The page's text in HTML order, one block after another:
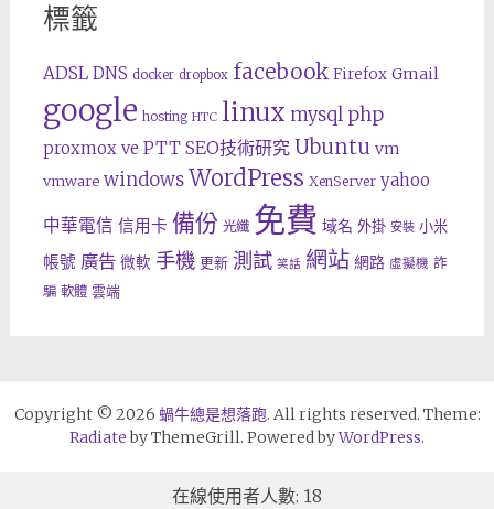
標籤
ADSL DNS docker dropbox facebook Firefox Gmail
google hosting HTC linux mysql php
proxmox ve PTT SEO技術研究 Ubuntu vm
vmware windows WordPress XenServer yahoo
中華電信 信用卡 備份 光纖 免費 域名 外掛 安裝 小米
帳號 廣告 微軟 手機 更新 測試 笑話 網站 網路 虛擬機 詐
騙 軟體 雲端
Copyright © 2026 蝸牛總是想落跑. All rights reserved. Theme:
Radiateby ThemeGrill. Powered byWordPress.
在線使用者人數: 18